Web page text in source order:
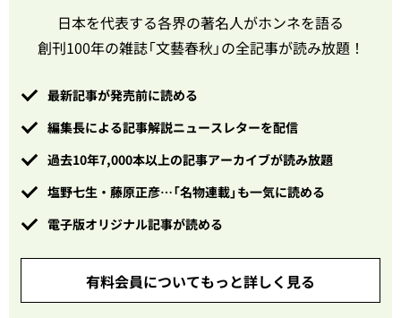
日本を代表する各界の著名人がホンネを語る
創刊100年の雑誌「文藝春秋」の全記事が読み放題！
最新記事が発売前に読める
編集長による記事解説ニュースレターを配信
過去10年7,000本以上の記事アーカイブが読み放題
塩野七生・藤原正彦…「名物連載」も一気に読める
電子版オリジナル記事が読める
有料会員についてもっと詳しく見る